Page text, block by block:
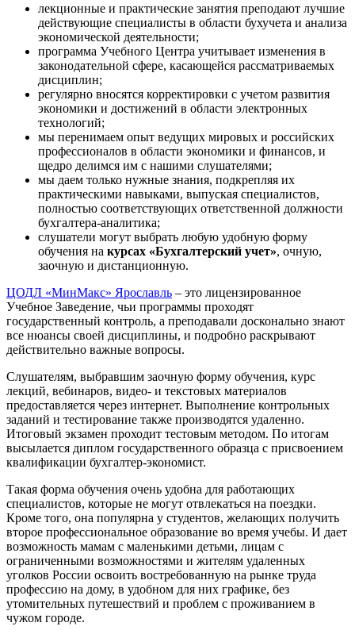
лекционные и практические занятия преподают лучшие
действующие специалисты в области бухучета и анализа
экономической деятельности;
программа Учебного Центра учитывает изменения в
законодательной сфере, касающейся рассматриваемых
дисциплин;
регулярно вносятся корректировки с учетом развития
экономики и достижений в области электронных
технологий;
мы перенимаем опыт ведущих мировых и российских
профессионалов в области экономики и финансов, и
щедро делимся им с нашими слушателями;
мы даем только нужные знания, подкрепляя их
практическими навыками, выпуская специалистов,
полностью соответствующих ответственной должности
бухгалтера-аналитика;
слушатели могут выбрать любую удобную форму
обучения на курсах «Бухгалтерский учет», очную,
заочную и дистанционную.
ЦОДЛ «МинМакс» Ярославль – это лицензированное
Учебное Заведение, чьи программы проходят
государственный контроль, а преподавали досконально знают
все нюансы своей дисциплины, и подробно раскрывают
действительно важные вопросы.
Слушателям, выбравшим заочную форму обучения, курс
лекций, вебинаров, видео- и текстовых материалов
предоставляется через интернет. Выполнение контрольных
заданий и тестирование также производятся удаленно.
Итоговый экзамен проходит тестовым методом. По итогам
высылается диплом государственного образца с присвоением
квалификации бухгалтер-экономист.
Такая форма обучения очень удобна для работающих
специалистов, которые не могут отвлекаться на поездки.
Кроме того, она популярна у студентов, желающих получить
второе профессиональное образование во время учебы. И дает
возможность мамам с маленькими детьми, лицам с
ограниченными возможностями и жителям удаленных
уголков России освоить востребованную на рынке труда
профессию на дому, в удобном для них графике, без
утомительных путешествий и проблем с проживанием в
чужом городе.